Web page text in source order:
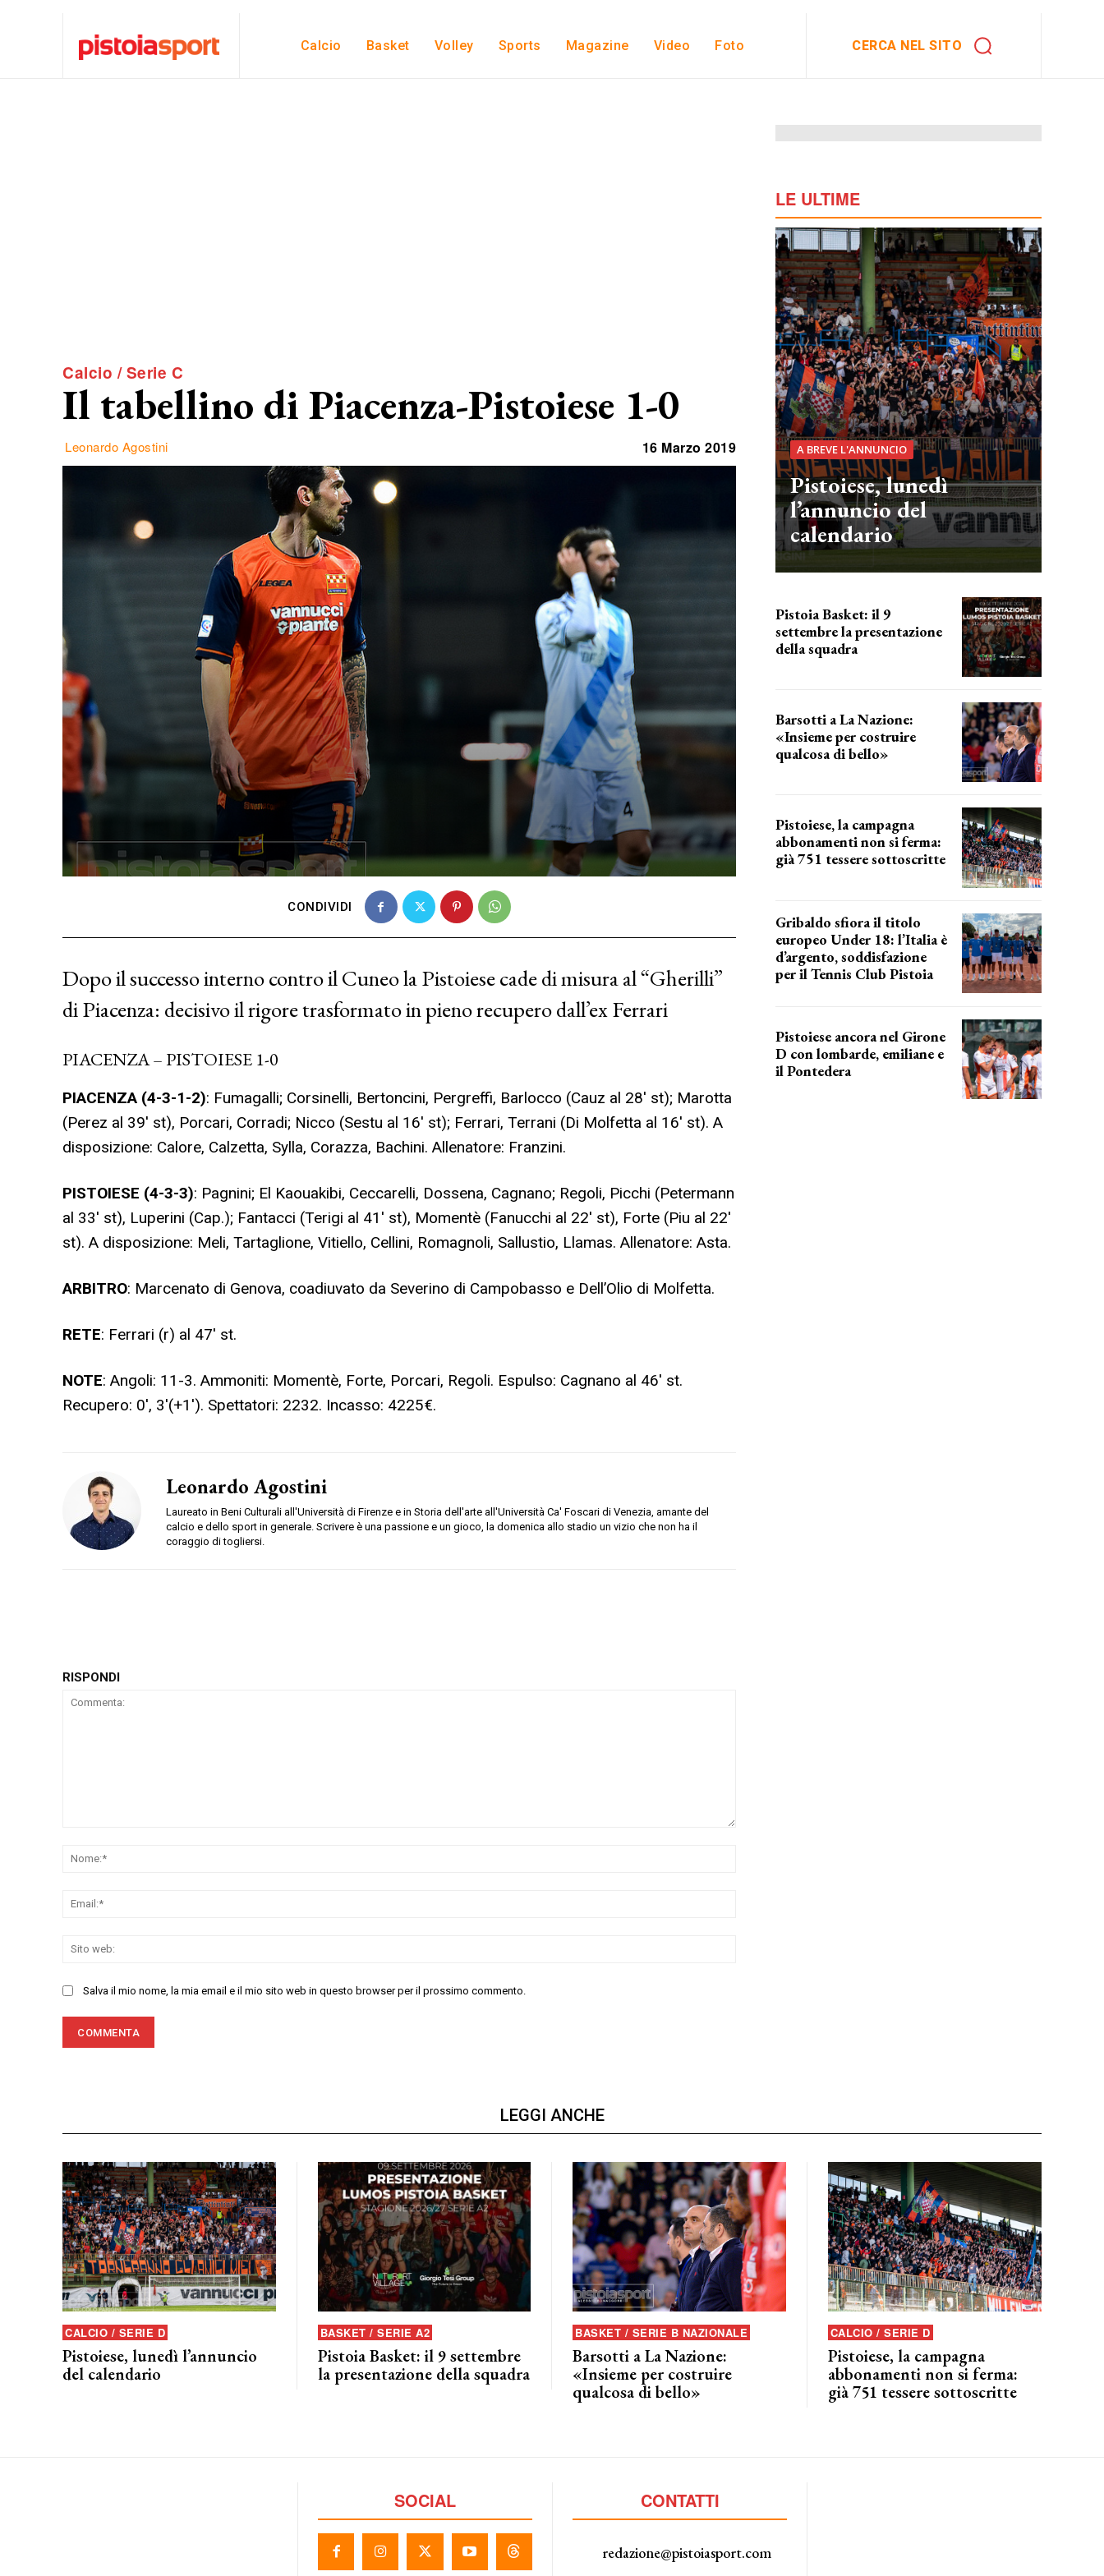
Calcio Basket Volley Sports Magazine Video Foto CERCA NEL SITO
Calcio / Serie C
Il tabellino di Piacenza-Pistoiese 1-0
Leonardo Agostini 16 Marzo 2019
CONDIVIDI
Dopo il successo interno contro il Cuneo la Pistoiese cade di misura al “Gherilli”
di Piacenza: decisivo il rigore trasformato in pieno recupero dall’ex Ferrari
PIACENZA – PISTOIESE 1-0
PIACENZA (4-3-1-2): Fumagalli; Corsinelli, Bertoncini, Pergreffi, Barlocco (Cauz al 28′ st); Marotta
(Perez al 39′ st), Porcari, Corradi; Nicco (Sestu al 16′ st); Ferrari, Terrani (Di Molfetta al 16′ st). A
disposizione: Calore, Calzetta, Sylla, Corazza, Bachini. Allenatore: Franzini.
PISTOIESE (4-3-3): Pagnini; El Kaouakibi, Ceccarelli, Dossena, Cagnano; Regoli, Picchi (Petermann
al 33′ st), Luperini (Cap.); Fantacci (Terigi al 41′ st), Momentè (Fanucchi al 22′ st), Forte (Piu al 22′
st). A disposizione: Meli, Tartaglione, Vitiello, Cellini, Romagnoli, Sallustio, Llamas. Allenatore: Asta.
ARBITRO: Marcenato di Genova, coadiuvato da Severino di Campobasso e Dell’Olio di Molfetta.
RETE: Ferrari (r) al 47′ st.
NOTE: Angoli: 11-3. Ammoniti: Momentè, Forte, Porcari, Regoli. Espulso: Cagnano al 46′ st.
Recupero: 0′, 3′(+1′). Spettatori: 2232. Incasso: 4225€.
Leonardo Agostini
Laureato in Beni Culturali all'Università di Firenze e in Storia dell'arte all'Università Ca' Foscari di Venezia, amante del
calcio e dello sport in generale. Scrivere è una passione e un gioco, la domenica allo stadio un vizio che non ha il
coraggio di togliersi.
RISPONDI
Salva il mio nome, la mia email e il mio sito web in questo browser per il prossimo commento.
LE ULTIME
A BREVE L'ANNUNCIO
Pistoiese, lunedì
l’annuncio del
calendario
Pistoia Basket: il 9
settembre la presentazione
della squadra
Barsotti a La Nazione:
«Insieme per costruire
qualcosa di bello»
Pistoiese, la campagna
abbonamenti non si ferma:
già 751 tessere sottoscritte
Gribaldo sfiora il titolo
europeo Under 18: l’Italia è
d’argento, soddisfazione
per il Tennis Club Pistoia
Pistoiese ancora nel Girone
D con lombarde, emiliane e
il Pontedera
LEGGI ANCHE
CALCIO / SERIE D
Pistoiese, lunedì l’annuncio
del calendario
BASKET / SERIE A2
Pistoia Basket: il 9 settembre
la presentazione della squadra
BASKET / SERIE B NAZIONALE
Barsotti a La Nazione:
«Insieme per costruire
qualcosa di bello»
CALCIO / SERIE D
Pistoiese, la campagna
abbonamenti non si ferma:
già 751 tessere sottoscritte
SOCIAL CONTATTI
redazione@pistoiasport.com